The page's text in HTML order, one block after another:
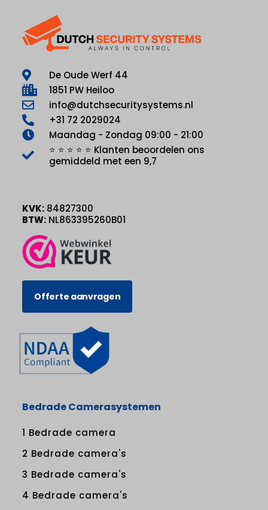
De Oude Werf 44
1851 PW Heiloo
info@dutchsecuritysystems.nl
+31 72 2029024
Maandag - Zondag 09:00 - 21:00
⭐ ⭐ ⭐ ⭐ ⭐ Klanten beoordelen ons
gemiddeld met een 9,7
KVK: 84827300
BTW: NL863395260B01
Offerte aanvragen
Bedrade Camerasystemen
1 Bedrade camera
2 Bedrade camera's
3 Bedrade camera's
4 Bedrade camera's